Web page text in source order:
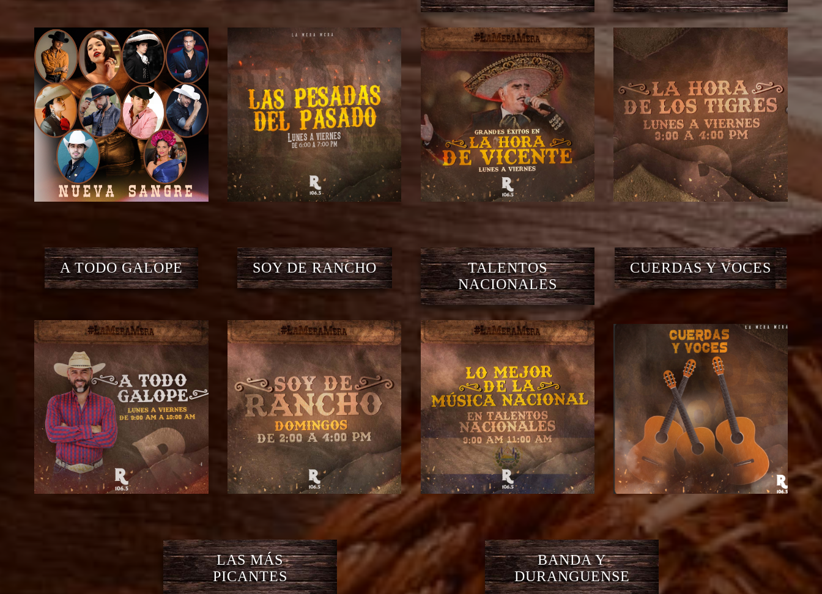
A TODO GALOPE SOY DE RANCHO
TALENTOS
NACIONALES
CUERDAS Y VOCES
LAS MÁS
PICANTES
BANDA Y
DURANGUENSE